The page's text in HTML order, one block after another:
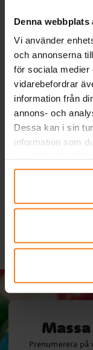
Denna webbplats
Vi använder
och annonserna
för sociala medier
vidarebefordrar
information från
annons- och
Dessa kan i sin
information som
närsomhelst
Ballonger -
KÖP
Prenumerera